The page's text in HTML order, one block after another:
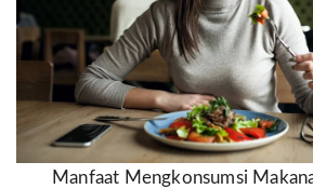
Manfaat Mengkonsumsi